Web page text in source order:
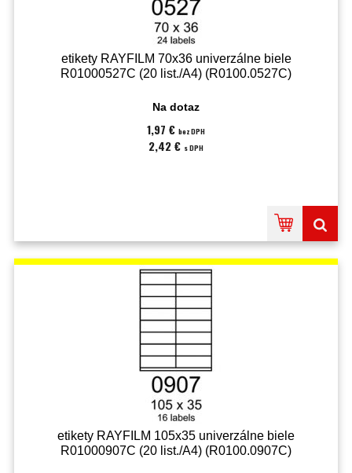
etikety RAYFILM 70x36 univerzálne biele
R01000527C (20 list./A4) (R0100.0527C)
Na dotaz
1,97 € bez DPH
2,42 € s DPH
etikety RAYFILM 105x35 univerzálne biele
R01000907C (20 list./A4) (R0100.0907C)